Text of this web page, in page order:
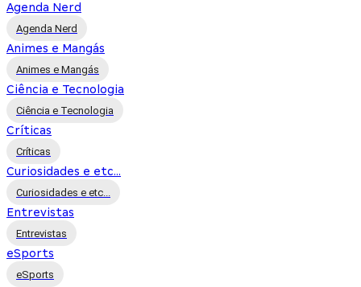
Agenda Nerd
Agenda Nerd
Animes e Mangás
Animes e Mangás
Ciência e Tecnologia
Ciência e Tecnologia
Críticas
Críticas
Curiosidades e etc...
Curiosidades e etc...
Entrevistas
Entrevistas
eSports
eSports